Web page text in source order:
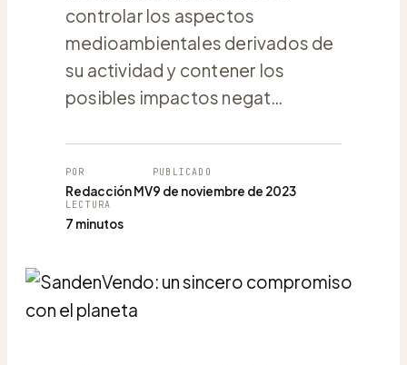
controlar los aspectos
medioambientales derivados de
su actividad y contener los
posibles impactos negat…
POR
Redacción MV
PUBLICADO
9 de noviembre de 2023
LECTURA
7 minutos